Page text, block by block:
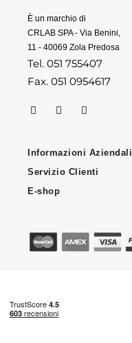
È un marchio di
CRLAB SPA - Via Benini,
11 - 40069 Zola Predosa
Tel. 051 755407
Fax. 051 0954617
Informazioni Aziendali
Servizio Clienti
E-shop